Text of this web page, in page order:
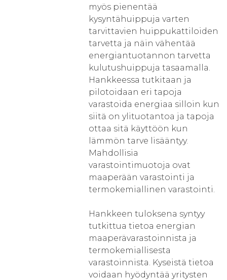
myös pienentää
kysyntähuippuja varten
tarvittavien huippukattiloiden
tarvetta ja näin vähentää
energiantuotannon tarvetta
kulutushuippuja tasaamalla.
Hankkeessa tutkitaan ja
pilotoidaan eri tapoja
varastoida energiaa silloin kun
siitä on ylituotantoa ja tapoja
ottaa sitä käyttöön kun
lämmön tarve lisääntyy.
Mahdollisia
varastointimuotoja ovat
maaperään varastointi ja
termokemiallinen varastointi.
Hankkeen tuloksena syntyy
tutkittua tietoa energian
maaperävarastoinnista ja
termokemiallisesta
varastoinnista. Kyseistä tietoa
voidaan hyödyntää yritysten